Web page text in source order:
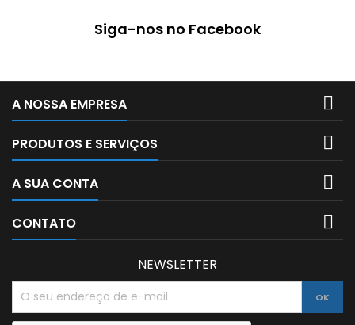
Características: Polyester
Siga-nos no Facebook
A NOSSA EMPRESA 
PRODUTOS E SERVIÇOS 
A SUA CONTA 
CONTATO 
NEWSLETTER